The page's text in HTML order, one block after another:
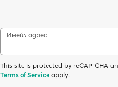
Имейл адрес
This site is protected by reCAPTCHA
Terms of Service apply.